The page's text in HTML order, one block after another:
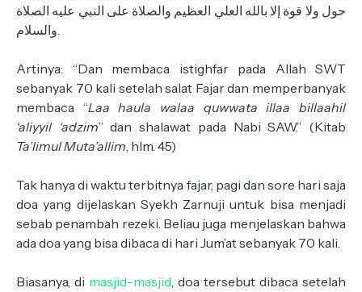
حول ولا قوة إلا بالله العلي العظيم والصلاة على النبي عليه الصلاة
والسلام.
Artinya: “Dan membaca istighfar pada Allah SWT
sebanyak 70 kali setelah salat Fajar dan memperbanyak
membaca “Laa haula walaa quwwata illaa billaahil
‘aliyyil ‘adzim” dan shalawat pada Nabi SAW.” (Kitab
Ta’limul Muta’allim, hlm. 45)
Tak hanya di waktu terbitnya fajar, pagi dan sore hari saja
doa yang dijelaskan Syekh Zarnuji untuk bisa menjadi
sebab penambah rezeki. Beliau juga menjelaskan bahwa
ada doa yang bisa dibaca di hari Jum’at sebanyak 70 kali.
Biasanya, di masjid-masjid, doa tersebut dibaca setelah